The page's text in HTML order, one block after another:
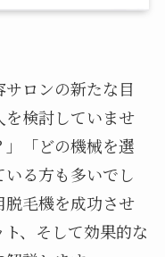
ロンの新たな目
検討していませ
「どの機械を選
る方も多いでし
脱毛機を成功させ
、そして効果的な